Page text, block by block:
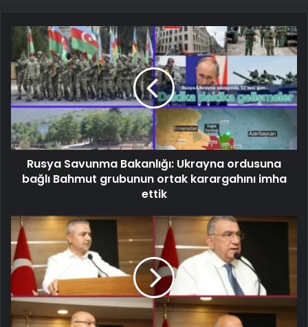
Rusya Savunma Bakanlığı: Ukrayna ordusuna
bağlı Bahmut grubunun ortak karargahını imha
ettik